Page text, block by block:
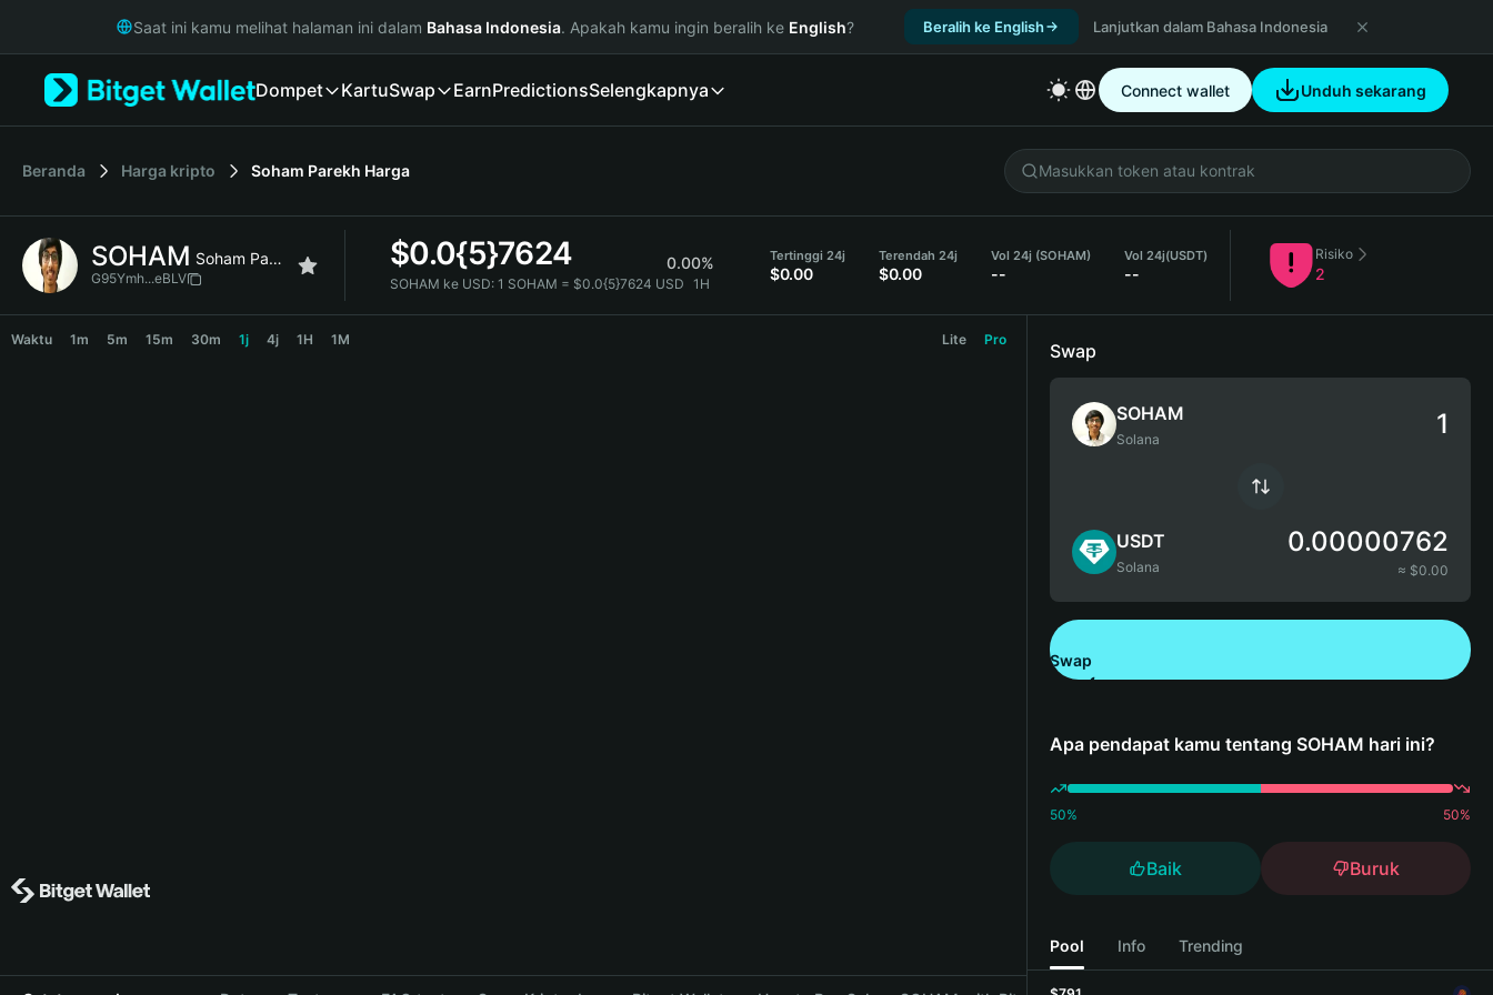
Русский
Italiano
简体中文
繁體中文
Bahasa Indonesia
Saat ini kamu melihat halaman ini dalam Bahasa Indonesia. Apakah kamu ingin beralih ke English? Beralih ke English Lanjutkan dalam Bahasa Indonesia
Dompet KartuSwap EarnPredictionsSelengkapnya Connect wallet Unduh sekarang
Beranda Harga kripto Soham Parekh Harga
SOHAM Soham Parekh
G95Ymh...eBLV
$0.0{5}7624 0.00%
SOHAM ke USD: 1 SOHAM = $0.0{5}7624 USD 1H
Tertinggi 24j
$0.00
Terendah 24j
$0.00
Vol 24j (SOHAM)
--
Vol 24j(USDT)
--
Risiko
2
Waktu 1m 5m 15m 30m 1j 4j 1H 1M Lite Pro
Swap
SOHAM
Solana
USDT
Solana
0.00000762
≈ $0.00
Swap
Apa pendapat kamu tentang SOHAM hari ini?
50% 50%
Baik Buruk
Pool Info Trending